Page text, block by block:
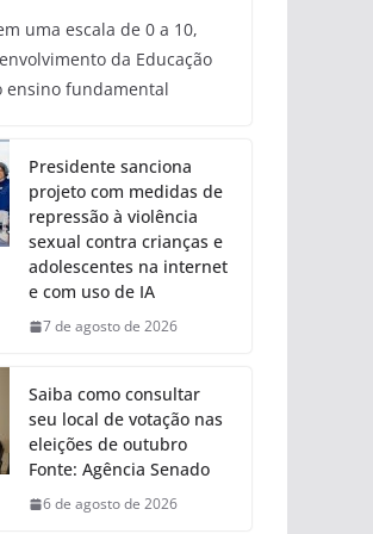
uma escala de 0 a 10,
da Educação
ensino fundamental
Presidente sanciona
projeto com medidas de
repressão à violência
sexual contra crianças e
adolescentes na internet
e com uso de IA
7 de agosto de 2026
Saiba como consultar
seu local de votação nas
eleições de outubro
Fonte: Agência Senado
6 de agosto de 2026